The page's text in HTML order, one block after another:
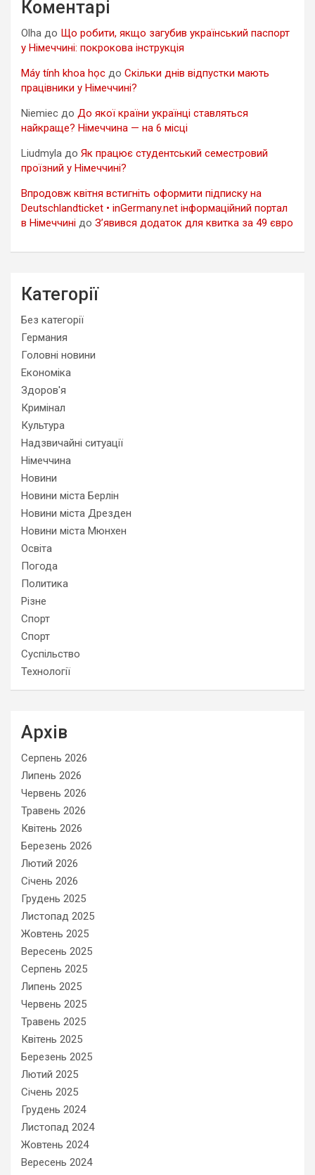
Коментарі
Olha до Що робити, якщо загубив український паспорт
у Німеччині: покрокова інструкція
Máy tính khoa học до Скільки днів відпустки мають
працівники у Німеччині?
Niemiec до До якої країни українці ставляться
найкраще? Німеччина — на 6 місці
Liudmyla до Як працює студентський семестровий
проїзний у Німеччині?
Впродовж квітня встигніть оформити підписку на
Deutschlandticket • inGermany.net інформаційний портал
в Німеччині до З’явився додаток для квитка за 49 євро
Категорії
Без категорії
Германия
Головні новини
Економіка
Здоров'я
Кримінал
Культура
Надзвичайні ситуації
Німеччина
Новини
Новини міста Берлін
Новини міста Дрезден
Новини міста Мюнхен
Освіта
Погода
Политика
Різне
Спорт
Спорт
Суспільство
Технології
Архів
Серпень 2026
Липень 2026
Червень 2026
Травень 2026
Квітень 2026
Березень 2026
Лютий 2026
Січень 2026
Грудень 2025
Листопад 2025
Жовтень 2025
Вересень 2025
Серпень 2025
Липень 2025
Червень 2025
Травень 2025
Квітень 2025
Березень 2025
Лютий 2025
Січень 2025
Грудень 2024
Листопад 2024
Жовтень 2024
Вересень 2024